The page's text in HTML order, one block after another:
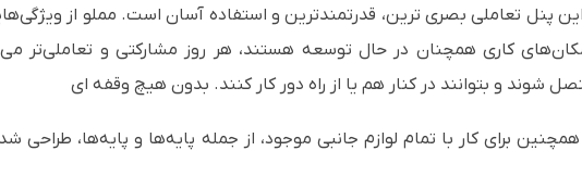
پنل تعاملی بصری ترین، قدرتمندترین و استفاده آسان است. مملو از
کاری همچنان در حال توسعه هستند، هر روز مشارکتی و تعاملی‌تر
شوند و بتوانند در کنار هم یا از راه دور کار کنند. بدون هیچ وقفه ای
برای کار با تمام لوازم جانبی موجود، از جمله پایه‌ها و پایه‌ها، طراحی